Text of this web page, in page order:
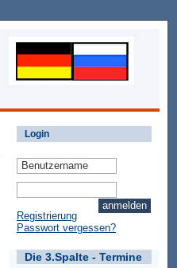
Login
Registrierung
Passwort vergessen?
Die 3.Spalte - Termine